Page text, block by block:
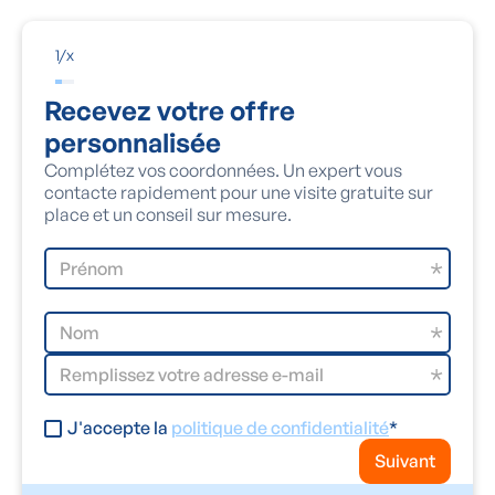
1/x
Recevez votre offre
personnalisée
Complétez vos coordonnées. Un expert vous
contacte rapidement pour une visite gratuite sur
place et un conseil sur mesure.
J'accepte la politique de confidentialité*
Suivant